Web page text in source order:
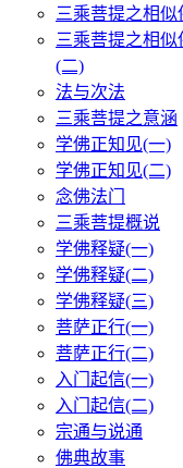
三乘菩提之相似
三乘菩提之相似
(二)
法与次法
三乘菩提之意涵
学佛正知见(一)
学佛正知见(二)
念佛法门
三乘菩提概说
学佛释疑(一)
学佛释疑(二)
学佛释疑(三)
菩萨正行(一)
菩萨正行(二)
入门起信(一)
入门起信(二)
宗通与说通
佛典故事